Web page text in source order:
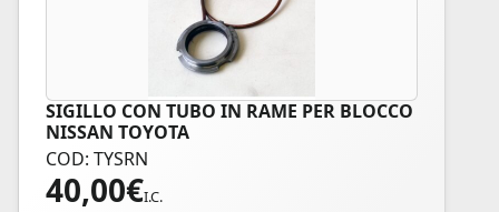
SIGILLO CON TUBO IN RAME PER BLOCCO
NISSAN TOYOTA
COD: TYSRN
40,00€I.C.